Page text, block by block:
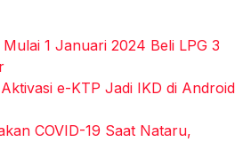
1 Januari 2024 Beli LPG 3
e-KTP Jadi IKD di Android
COVID-19 Saat Nataru,